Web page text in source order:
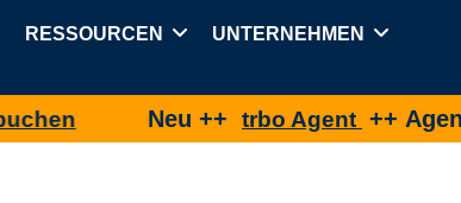
RESSOURCEN UNTERNEHMEN
Neu ++ trbo Agent++ Agentic